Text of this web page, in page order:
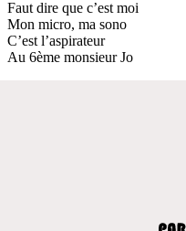
Faut dire que c’est moi
Mon micro, ma sono
C’est l’aspirateur
Au 6ème monsieur Jo